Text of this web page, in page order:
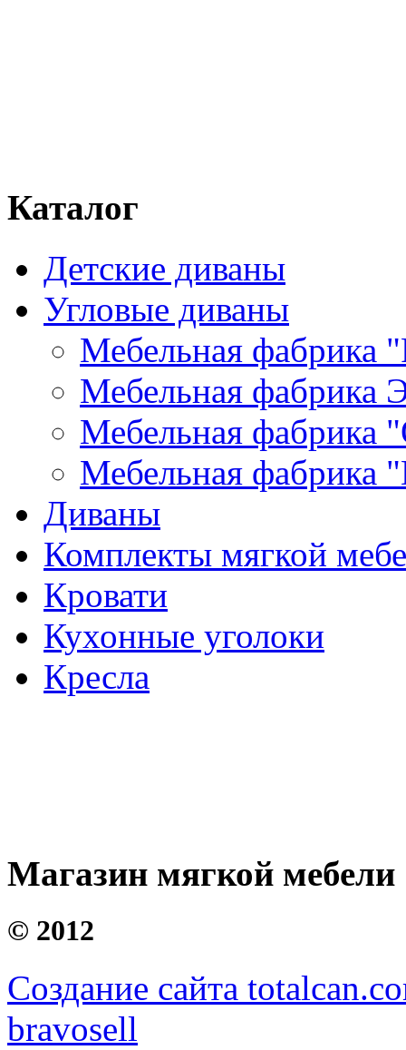
Каталог
Детские диваны
Угловые диваны
Мебельная фабрика
Мебельная фабрика
Мебельная фабрика
Мебельная фабрика
Диваны
Комплекты мягкой
Кровати
Кухонные уголоки
Кресла
Магазин мягкой мебели
© 2012
Создание сайта
bravosell